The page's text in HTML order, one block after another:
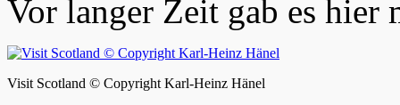
Vor langer Zeit gab es
Visit Scotland © Copyright Karl-Heinz Hänel